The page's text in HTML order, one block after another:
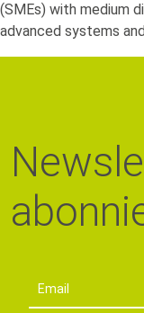
(SMEs) with medium
advanced systems